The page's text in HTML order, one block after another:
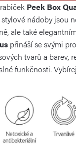
Peek Box
nádoby jsou
ale také
přináší se svými
tvarů a barev,
funkčnosti.